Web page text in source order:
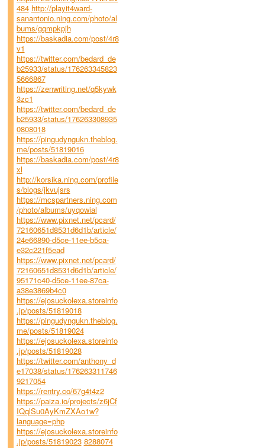
484 http://playit4ward-
sanantonio.ning.com/photo/al
bums/gqmpkpjh
https://baskadia.com/post/4r8
v1
https://twitter.com/bedard_de
b25933/status/176263345823
5666867
https://zenwriting.net/q5kywk
3zc1
https://twitter.com/bedard_de
b25933/status/176263308935
0808018
https://pingudyngukn.theblog.
me/posts/51819016
https://baskadia.com/post/4r8
xl
http://korsika.ning.com/profile
s/blogs/jkvujsrs
https://mcspartners.ning.com
/photo/albums/uyqowial
https://www.pixnet.net/pcard/
72160651d8531d6d1b/article/
24e66890-d5ce-11ee-b5ca-
e32c221f5ead
https://www.pixnet.net/pcard/
72160651d8531d6d1b/article/
95171c40-d5ce-11ee-87ca-
a38e3869b4c0
https://ejosuckolexa.storeinfo
.jp/posts/51819018
https://pingudyngukn.theblog.
me/posts/51819024
https://ejosuckolexa.storeinfo
.jp/posts/51819028
https://twitter.com/anthony_d
e17038/status/176263311746
9217054
https://rentry.co/67g4t4z2
https://paiza.io/projects/z6jCf
IQqlSu0AyKmZXAo1w?
language=php
https://ejosuckolexa.storeinfo
.jp/posts/51819023 8288074